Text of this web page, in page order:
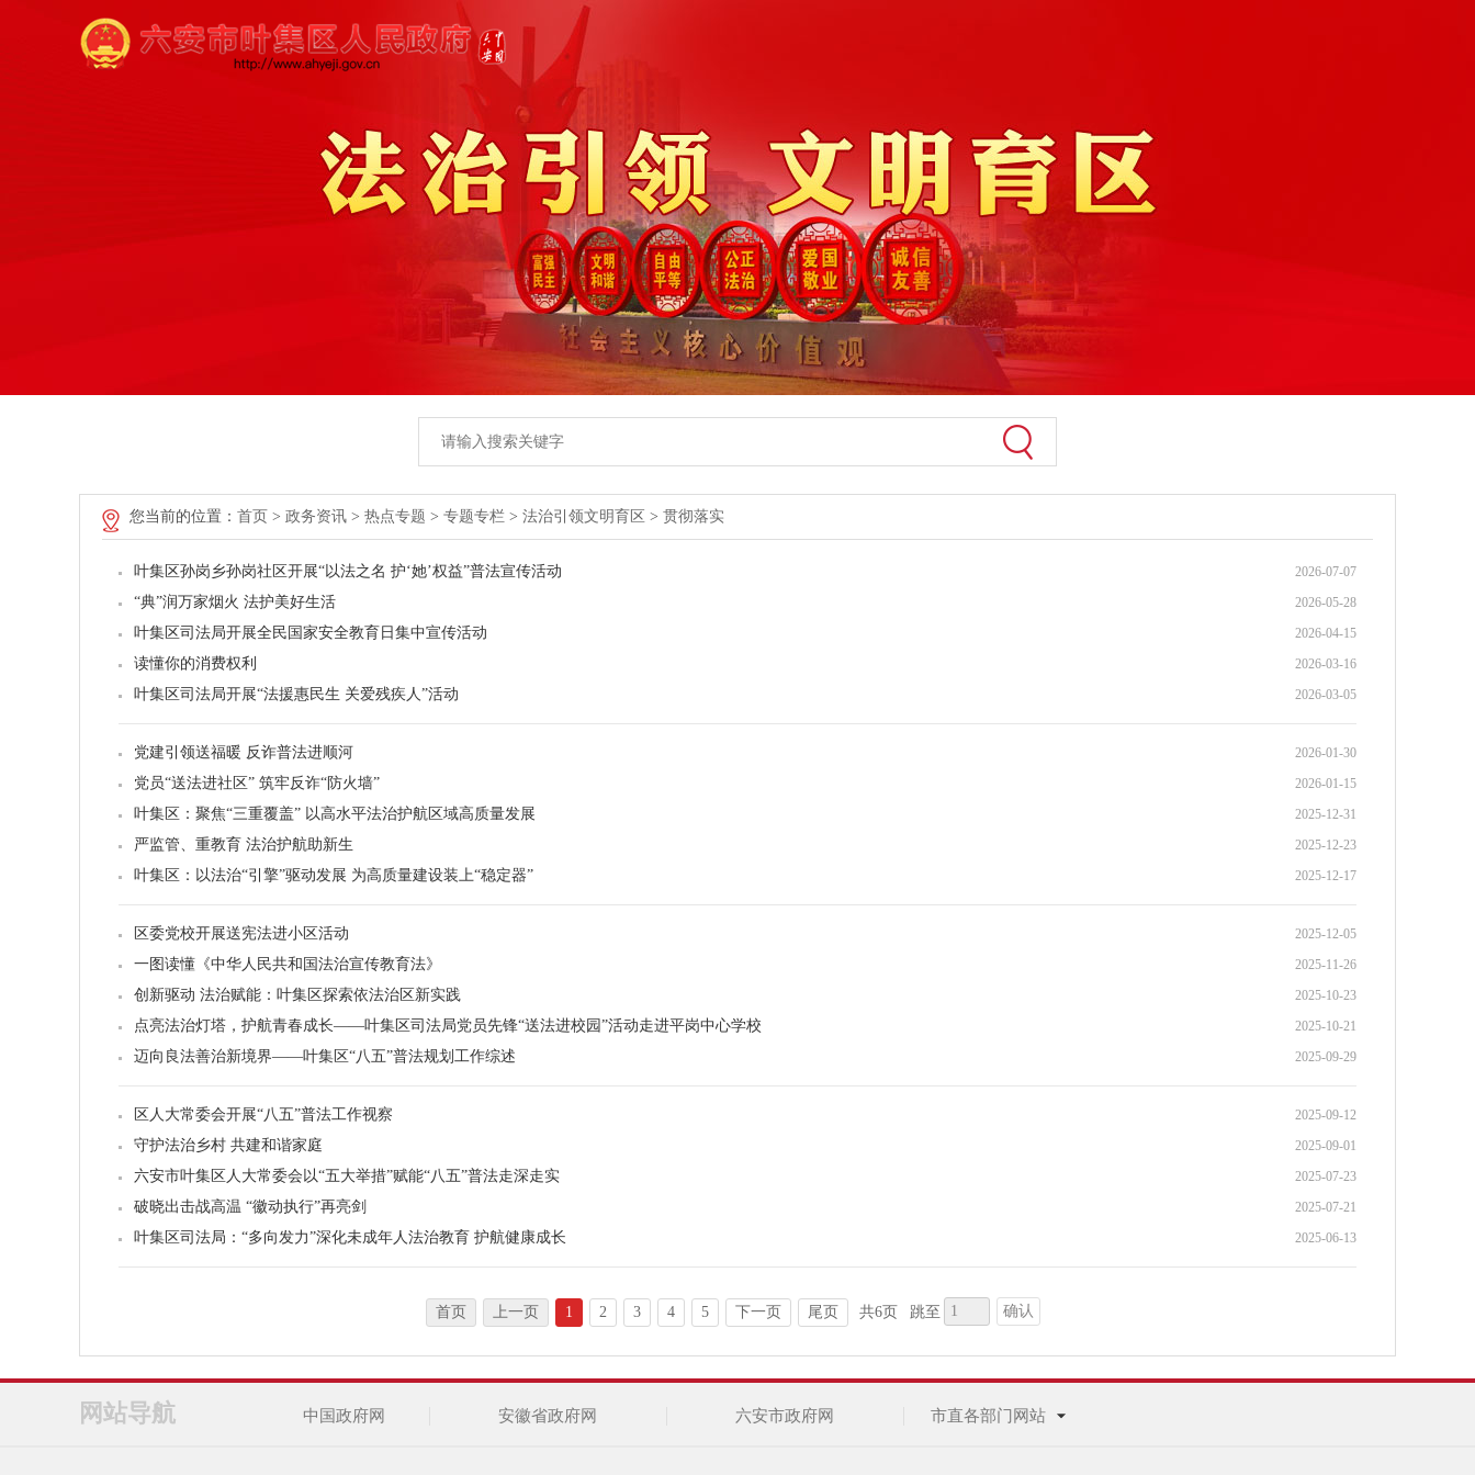
您当前的位置： 首页 > 政务资讯 > 热点专题 > 专题专栏 > 法治引领文明育区 > 贯彻落实
2026-07-07
叶集区孙岗乡孙岗社区开展“以法之名 护‘她’权益”普法宣传活动
2026-05-28
“典”润万家烟火 法护美好生活
2026-04-15
叶集区司法局开展全民国家安全教育日集中宣传活动
2026-03-16
读懂你的消费权利
2026-03-05
叶集区司法局开展“法援惠民生 关爱残疾人”活动
2026-01-30
党建引领送福暖 反诈普法进顺河
2026-01-15
党员“送法进社区” 筑牢反诈“防火墙”
2025-12-31
叶集区：聚焦“三重覆盖” 以高水平法治护航区域高质量发展
2025-12-23
严监管、重教育 法治护航助新生
2025-12-17
叶集区：以法治“引擎”驱动发展 为高质量建设装上“稳定器”
2025-12-05
区委党校开展送宪法进小区活动
2025-11-26
一图读懂《中华人民共和国法治宣传教育法》
2025-10-23
创新驱动 法治赋能：叶集区探索依法治区新实践
2025-10-21
点亮法治灯塔，护航青春成长——叶集区司法局党员先锋“送法进校园”活动走进平岗中心学校
2025-09-29
迈向良法善治新境界——叶集区“八五”普法规划工作综述
2025-09-12
区人大常委会开展“八五”普法工作视察
2025-09-01
守护法治乡村 共建和谐家庭
2025-07-23
六安市叶集区人大常委会以“五大举措”赋能“八五”普法走深走实
2025-07-21
破晓出击战高温 “徽动执行”再亮剑
2025-06-13
叶集区司法局：“多向发力”深化未成年人法治教育 护航健康成长
首页 上一页 1 2 3 4 5 下一页 尾页 共6页 跳至 确认
网站导航 中国政府网 安徽省政府网 六安市政府网 市直各部门网站